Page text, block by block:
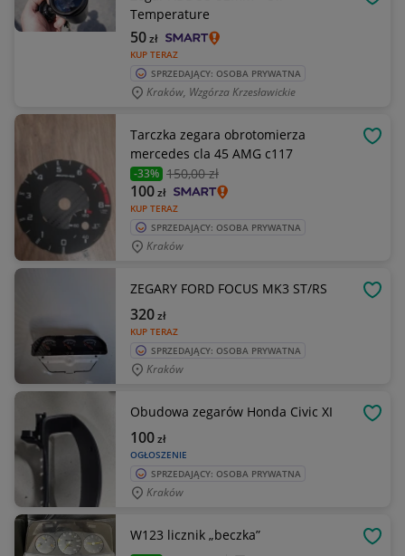
Temperature
KUP TERAZ
50zł
SPRZEDAJĄCY: OSOBA PRYWATNA
Kraków, Wzgórza Krzesławickie
Tarczka zegara obrotomierza
mercedes cla 45 AMG c117
-33% 150,00 zł
KUP TERAZ
100zł
SPRZEDAJĄCY: OSOBA PRYWATNA
Kraków
ZEGARY FORD FOCUS MK3 ST/RS
KUP TERAZ
320zł
SPRZEDAJĄCY: OSOBA PRYWATNA
Kraków
Obudowa zegarów Honda Civic XI
OGŁOSZENIE
100zł
SPRZEDAJĄCY: OSOBA PRYWATNA
Kraków
W123 licznik „beczka”